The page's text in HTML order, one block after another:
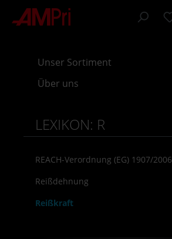
springen
Unser Sortiment
Über uns
LEXIKON: R
REACH-Verordnung (EG) 1907/2006
Reißdehnung
Reißkraft